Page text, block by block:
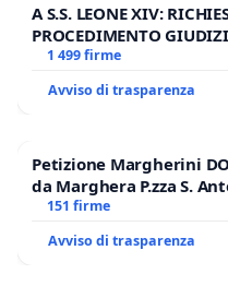
A S.S. LEONE XIV:
PROCEDIMENTO
BENEDETTO XVI
1 499 firme
Avviso di trasparenza
Petizione Margherini
da Marghera P.zza S.
Polo tariffa a € 1,50
151 firme
Avviso di trasparenza